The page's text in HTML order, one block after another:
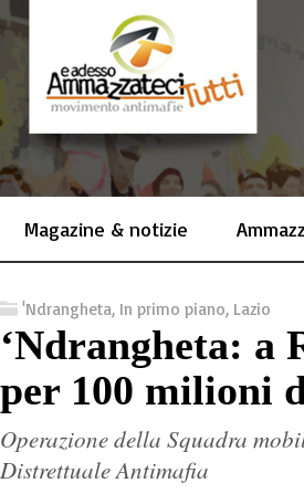
Magazine & notizie
'Ndrangheta, In primo piano, Lazio
‘Ndrangheta: a
per 100 milioni
Operazione della Squadra
Distrettuale Antimafia